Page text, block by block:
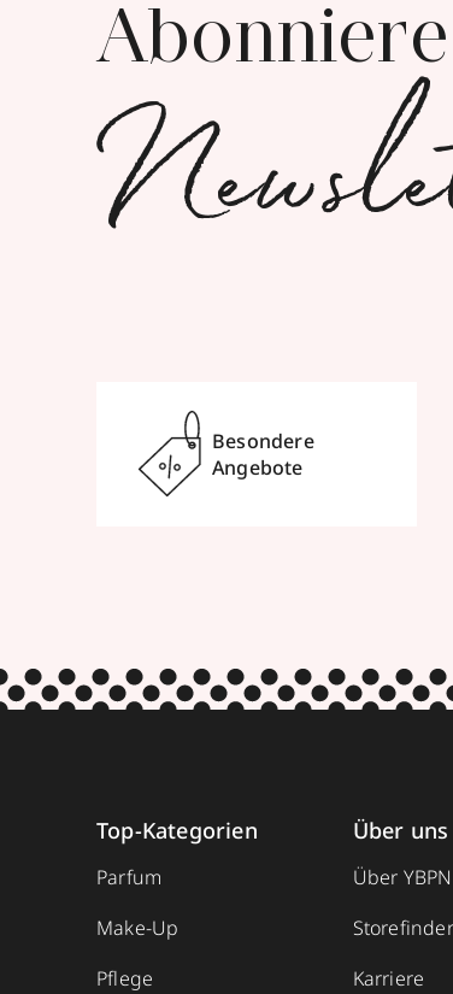
Besondere
Angebote
Top-Kategorien
Parfum
Make-Up
Pflege
Über uns
Über YBPN
Storefinder
Karriere